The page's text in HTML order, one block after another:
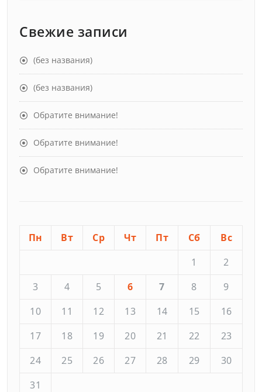
Свежие записи
(без названия)
(без названия)
Обратите внимание!
Обратите внимание!
Обратите внимание!
Пн Вт Ср Чт Пт Сб
Вс
1
2
3
4 5 6 7 8
9
10
11 12 13 14 15
16
17
18 19 20 21 22
23
24
25 26 27 28 29
30
31